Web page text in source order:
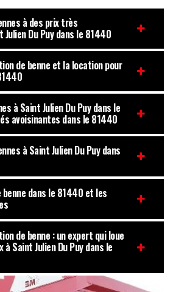
à des prix très
Du Puy dans le 81440
de benne et la location pour
à Saint Julien Du Puy dans le
avoisinantes dans le 81440
à Saint Julien Du Puy dans
dans le 81440 et les
de benne : un expert qui loue
à Saint Julien Du Puy dans le